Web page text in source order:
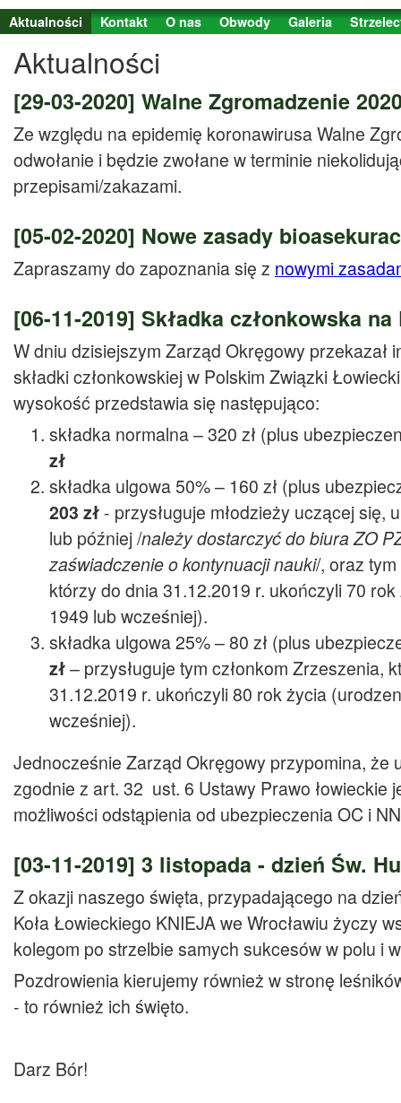
Jump to Content
Aktualności Kontakt O nas Obwody Galeria
Aktualności
[29-03-2020] Walne Zgromadzenie
Ze względu na epidemię koronawirusa Walne
odwołanie i będzie zwołane w terminie
przepisami/zakazami.
[05-02-2020] Nowe zasady
Zapraszamy do zapoznania się z nowymi
[06-11-2019] Składka członkowska
W dniu dzisiejszym Zarząd Okręgowy przekazał
składki członkowskiej w Polskim Związki
wysokość przedstawia się następująco:
składka normalna – 320 zł (plus
zł
składka ulgowa 50% – 160 zł (plus
203 zł - przysługuje młodzieży uczącej się,
lub później /należy dostarczyć do biura ZO
zaświadczenie o kontynuacji nauki/, oraz
którzy do dnia 31.12.2019 r. ukończyli 70
1949 lub wcześniej).
składka ulgowa 25% – 80 zł (plus
zł– przysługuje tym członkom Zrzeszenia,
31.12.2019 r. ukończyli 80 rok życia
wcześniej).
Jednocześnie Zarząd Okręgowy przypomina, że
zgodnie z art. 32 ust. 6 Ustawy Prawo łowieckie
możliwości odstąpienia od ubezpieczenia OC i
[03-11-2019] 3 listopada - dzień Św.
Z okazji naszego święta, przypadającego na
Koła Łowieckiego KNIEJA we Wrocławiu życzy
kolegom po strzelbie samych sukcesów w polu i
Pozdrowienia kierujemy również w stronę
- to również ich święto.
Darz Bór!